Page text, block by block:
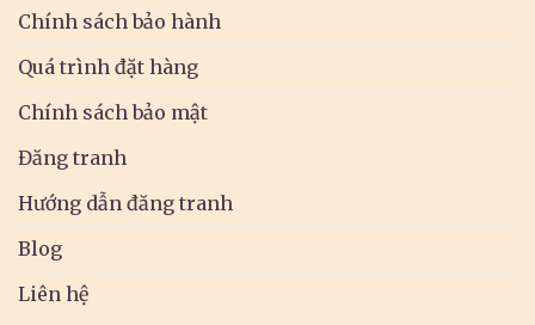
Chính sách bảo hành
Quá trình đặt hàng
Chính sách bảo mật
Đăng tranh
Hướng dẫn đăng tranh
Blog
Liên hệ